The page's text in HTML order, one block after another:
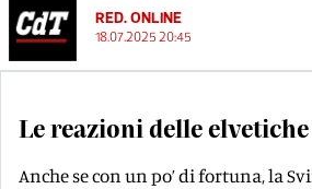
RED. ONLINE
18.07.2025 20:45
Le reazioni delle elvetiche
Anche se con un po’ di fortuna, la